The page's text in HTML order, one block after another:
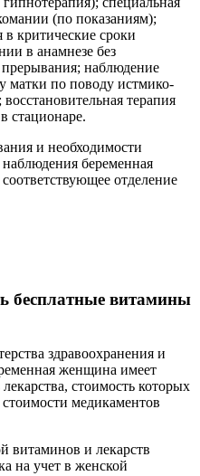
(по показаниям);
критические сроки
в анамнезе без
наблюдение
матки по поводу истмико-
терапия
стационаре.
и необходимости
беременная
отделение
бесплатные витамины
здравоохранения и
женщина имеет
стоимость которых
медикаментов
витаминов и лекарств
на учет в женской